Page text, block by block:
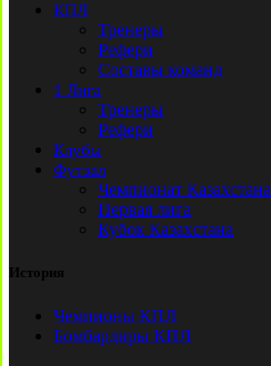
КПЛ
Тренеры
Рефери
Составы команд
1 Лига
Тренеры
Рефери
Клубы
Футзал
Чемпионат Казахстана
Первая лига
Кубок Казахстана
История
Чемпионы КПЛ
Бомбардиры КПЛ